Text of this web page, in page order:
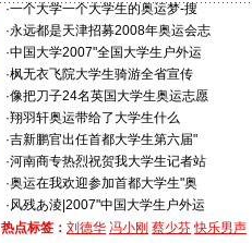
·一个大学一个大学生的奥运梦-搜
·永远都是天津招募2008年奥运会志
·中国大学2007"全国大学生户外运
·枫无衣飞院大学生骑游全省宣传
·像把刀子24名英国大学生奥运志愿
·翔羽轩奥运带给了大学生什么
·吉新鹏官出任首都大学生第六届"
·河南商专热烈祝贺我大学生记者站
·奥运在我欢迎参加首都大学生"奥
·风残あ淩| 2007"中国大学生户外运
热点标签： 刘德华 冯小刚 蔡少芬 快乐男声